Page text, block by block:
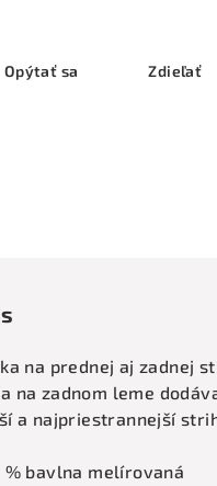
Opýtať sa Zdieľať
na prednej aj zadnej
na zadnom leme
a najpriestrannejší
bavlna melírovaná